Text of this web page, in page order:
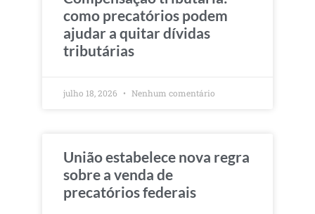
como precatórios podem
ajudar a quitar dívidas
tributárias
julho 18, 2026 Nenhum comentário
União estabelece nova regra
sobre a venda de
precatórios federais